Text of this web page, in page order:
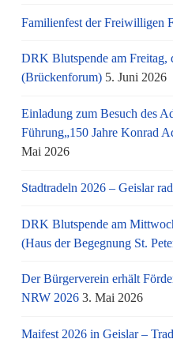
Familienfest der Freiwilligen
DRK Blutspende am Freitag,
(Brückenforum) 5. Juni 2026
Einladung zum Besuch des
Führung„150 Jahre Konrad
Mai 2026
Stadtradeln 2026 – Geislar
DRK Blutspende am
(Haus der Begegnung St.
Der Bürgerverein erhält
NRW 2026 3. Mai 2026
Maifest 2026 in Geislar –